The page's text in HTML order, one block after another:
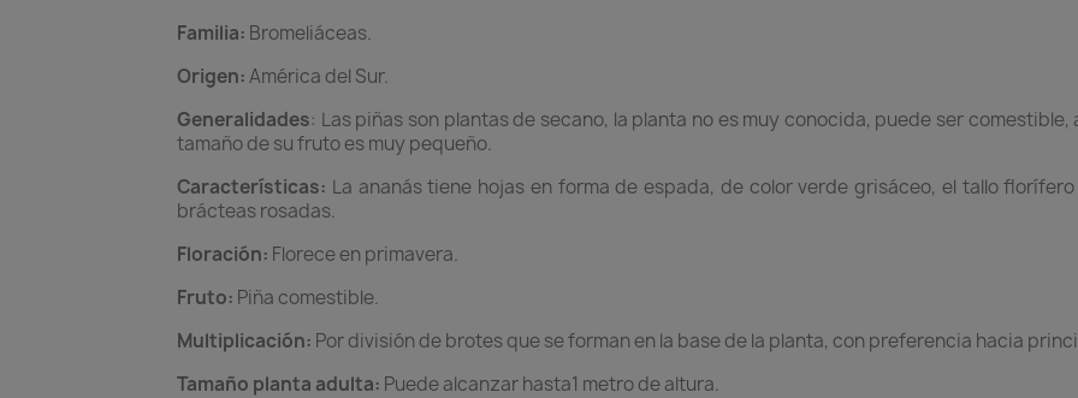
Familia: Bromeliáceas.
Origen:América del Sur.
Generalidades: Las piñas son plantas de secano, la planta no es muy conocida, puede ser
tamaño de su fruto es muy pequeño.
Características: La ananás tiene hojas en forma de espada, de color verde grisáceo, el tallo
brácteas rosadas.
Floración: Florece en primavera.
Fruto: Piña comestible.
Multiplicación: Por división de brotes que se forman en la base de la planta, con preferencia hacia
Tamaño planta adulta: Puede alcanzar hasta1 metro de altura.